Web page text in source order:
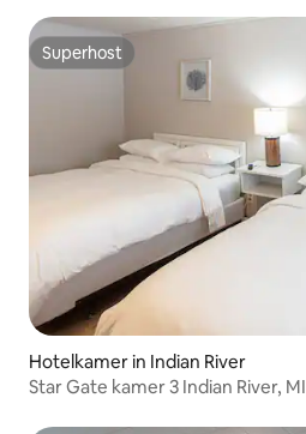
Superhost
Superhost
Hotelkamer in Indian River
Star Gate kamer 3 Indian River, MI